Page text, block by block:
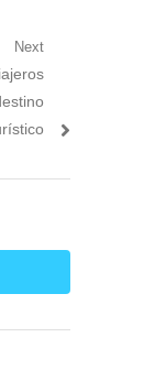
Next